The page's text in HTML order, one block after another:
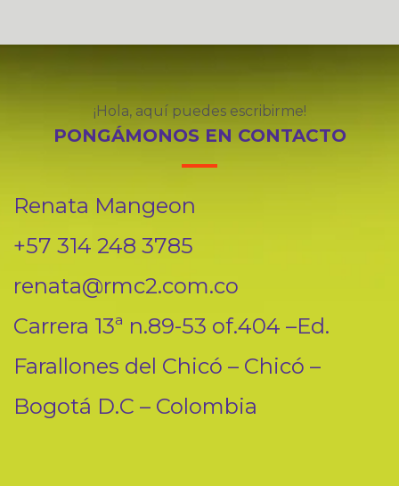
¡Hola, aquí puedes escribirme!
PONGÁMONOS EN CONTACTO
Renata Mangeon
+57 314 248 3785
renata@rmc2.com.co
Carrera 13ª n.89-53 of.404 –Ed.
Farallones del Chicó – Chicó –
Bogotá D.C – Colombia